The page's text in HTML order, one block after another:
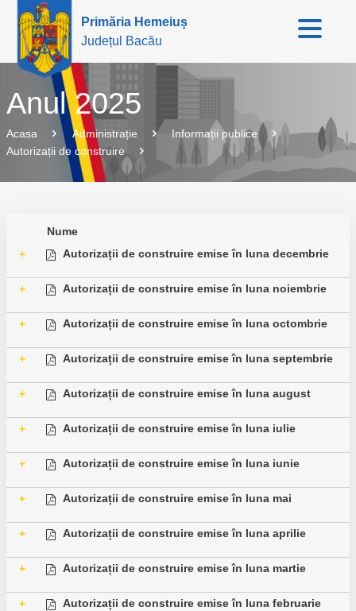
Primăria Hemeiuș
Județul Bacău
Anul 2025
Acasa Administrație
Informații publice
Autorizații de construire
Nume
+
Autorizații de construire emise în luna decembrie
+ Autorizații de construire emise în luna noiembrie
+ Autorizații de construire emise în luna octombrie
+ Autorizații de construire emise în luna septembrie
+ Autorizații de construire emise în luna august
+ Autorizații de construire emise în luna iulie
+ Autorizații de construire emise în luna iunie
+ Autorizații de construire emise în luna mai
+ Autorizații de construire emise în luna aprilie
+ Autorizații de construire emise în luna martie
+ Autorizații de construire emise în luna februarie